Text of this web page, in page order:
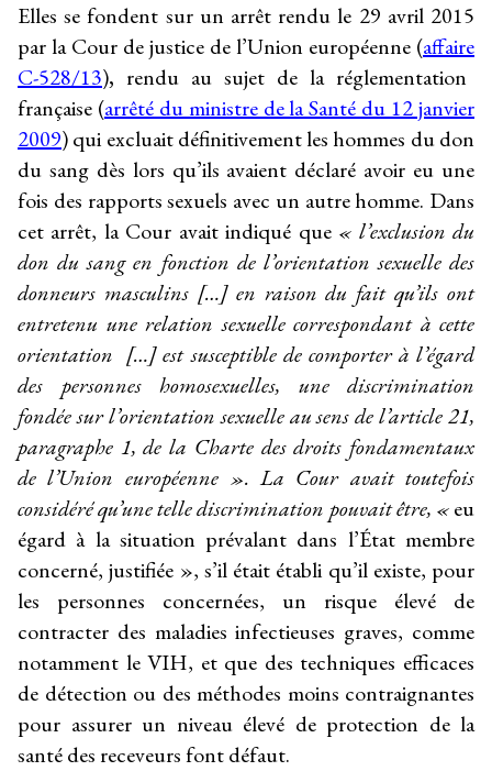
Elles se fondent sur un arrêt rendu le 29 avril 2015
par la Cour de justice de l’Union européenne (affaire
C-528/13), rendu au sujet de la réglementation
française (arrêté du ministre de la Santé du 12 janvier
2009) qui excluait définitivement les hommes du don
du sang dès lors qu’ils avaient déclaré avoir eu une
fois des rapports sexuels avec un autre homme. Dans
cet arrêt, la Cour avait indiqué que « l’exclusion du
don du sang en fonction de l’orientation sexuelle des
donneurs masculins […] en raison du fait qu’ils ont
entretenu une relation sexuelle correspondant à cette
orientation […] est susceptible de comporter à l’égard
des personnes homosexuelles, une discrimination
fondée sur l’orientation sexuelle au sens de l’article 21,
paragraphe 1, de la Charte des droits fondamentaux
de l’Union européenne ». La Cour avait toutefois
considéré qu’une telle discrimination pouvait être, «eu
égard à la situation prévalant dans l’État membre
concerné, justifiée », s’il était établi qu’il existe, pour
les personnes concernées, un risque élevé de
contracter des maladies infectieuses graves, comme
notamment le VIH, et que des techniques efficaces
de détection ou des méthodes moins contraignantes
pour assurer un niveau élevé de protection de la
santé des receveurs font défaut.